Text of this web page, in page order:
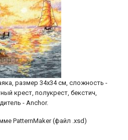
размер 34х34 см, сложность -
крест, полукрест, бекстич,
- Anchor.
PatternMaker (файл .xsd)